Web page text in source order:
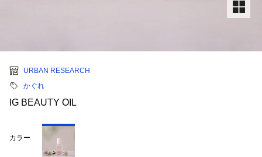
URBAN RESEARCH
かぐれ
IG BEAUTY OIL
カラー